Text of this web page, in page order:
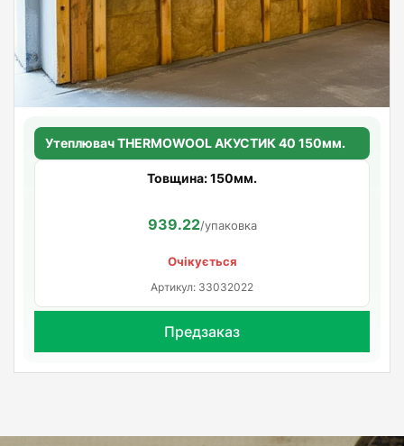
Утеплювач THERMOWOOL АКУСТИК 40 150мм.
Товщина: 150мм.
939.22/упаковка
Очікується
Артикул: 33032022
Предзаказ